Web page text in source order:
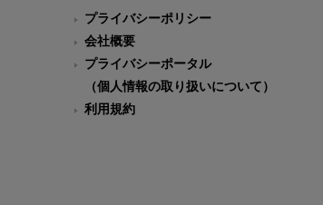
プライバシーポリシー
会社概要
プライバシーポータル
（個人情報の取り扱いについて）
利用規約